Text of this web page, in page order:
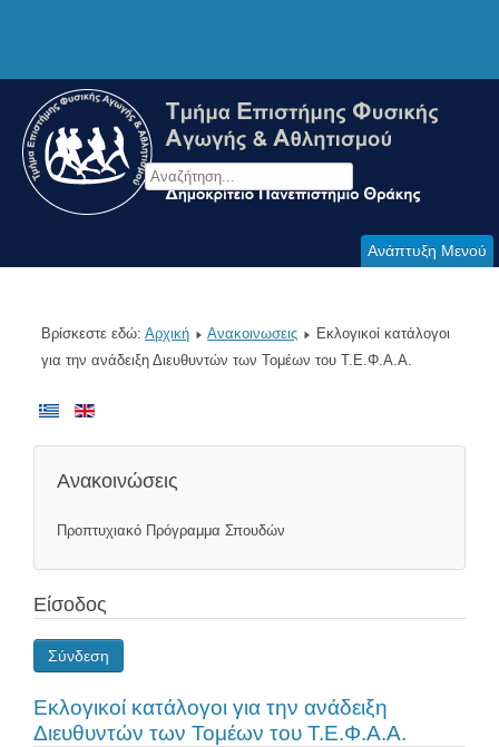
Ανάπτυξη Μενού
Βρίσκεστε εδώ: Αρχική Ανακοινωσεις
Εκλογικοί κατάλογοι
για την ανάδειξη Διευθυντών των Τομέων του Τ.Ε.Φ.Α.Α.
Ανακοινώσεις
Προπτυχιακό Πρόγραμμα Σπουδών
Είσοδος
Σύνδεση
Εκλογικοί κατάλογοι για την ανάδειξη
Διευθυντών των Τομέων του Τ.Ε.Φ.Α.Α.